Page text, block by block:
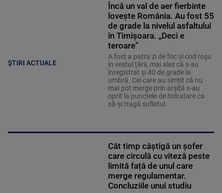
ȘTIRI ACTUALE
Încă un val de aer fierbinte
lovește România. Au fost 55
de grade la nivelul asfaltului
în Timișoara. „Deci e
teroare”
A fost a patra zi de foc și cod roșu
în vestul țării, mai ales că s-au
înregistrat și 40 de grade la
umbră. Cei care au simțit că nu
mai pot merge prin arșiță s-au
oprit la punctele de hidratare ca
să-și tragă sufletul.
Cât timp câștigă un șofer
care circulă cu viteză peste
limită față de unul care
merge regulamentar.
Concluziile unui studiu